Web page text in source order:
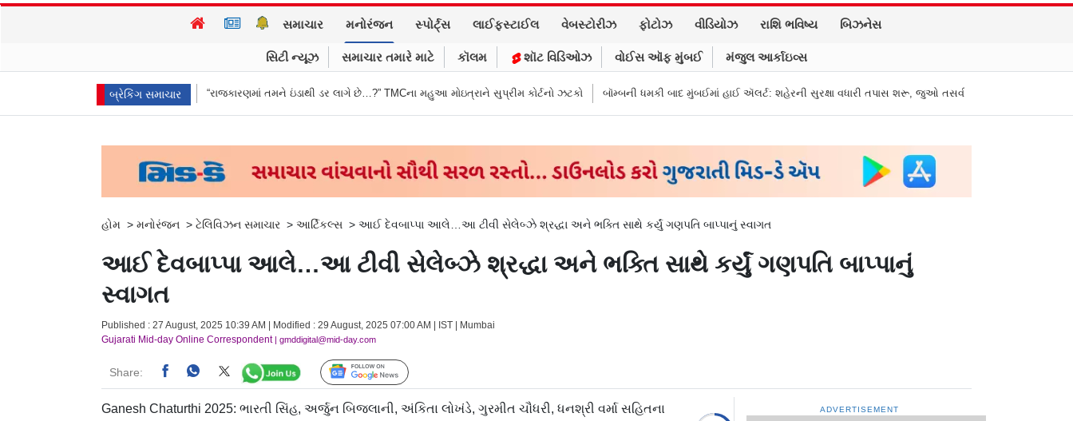
સમાચાર મનોરંજન સ્પોર્ટ્સ લાઈફસ્ટાઈલ વેબસ્ટોરીઝ ફોટોઝ વીડિયોઝ રાશિ ભવિષ્ય બિઝનેસ
સિટી ન્યૂઝ સમાચાર તમારે માટે કૉલમ શૉટ વિડિઓઝ વોઈસ ઑફ મુંબઈ મંજુલ આર્કાઇવ્સ
બ્રેકિંગ સમાચાર
જવાબ, કહ્યું વિદેશી ભંડોળ… “રાજકારણમાં તમને ઇંડાથી ડર લાગે છે…?” TMCના મહુઆ મોઇત્રાને સુપ્રીમ કોર્ટનો ઝટકો બૉમ્બની ધમકી બાદ મુંબઈમાં હાઈ ઍલર્ટ: શહેરની સુરક્ષા વધારી તપાસ શરૂ, જુઓ તસવીરો એક પર હુમલો, બધા પર હુમલો
હોમ > મનોરંજન > ટેલિવિઝન સમાચાર > આર્ટિકલ્સ > આઈ દેવબાપ્પા આલે…આ ટીવી સેલેબ્ઝે શ્રદ્ધા અને ભક્તિ સાથે કર્યું ગણપતિ બાપ્પાનું સ્વાગત
આઈ દેવબાપ્પા આલે…આ ટીવી સેલેબ્ઝે શ્રદ્ધા અને ભક્તિ સાથે કર્યું ગણપતિ બાપ્પાનું
સ્વાગત
Published : 27 August, 2025 10:39 AM | Modified : 29 August, 2025 07:00 AM | IST | Mumbai
Gujarati Mid-day Online Correspondent| gmddigital@mid-day.com
Share: Follow Us
Ganesh Chaturthi 2025: ભારતી સિંહ, અર્જુન બિજલાની, અંકિતા લોખંડે, ગુરમીત ચૌધરી, ધનશ્રી વર્મા સહિતના
ADVERTISEMENT